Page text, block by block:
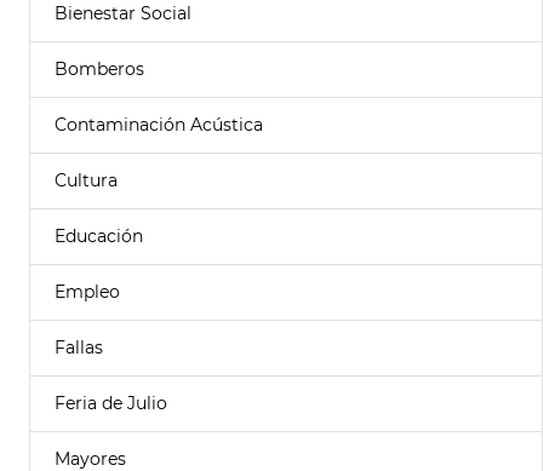
Bienestar Social
Bomberos
Contaminación Acústica
Cultura
Educación
Empleo
Fallas
Feria de Julio
Mayores